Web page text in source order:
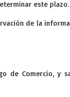
este plazo.
de la
de Comercio, y